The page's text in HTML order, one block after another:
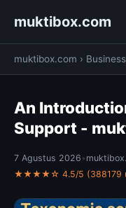
muktibox.com
muktibox.com › Business
An
Support -
7 Agustus 2026 •
★★★★☆ 4.5/5 (388179